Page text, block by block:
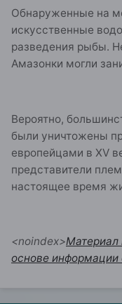
Обнаруженные на
искусственные
разведения рыбы.
Амазонки могли
Вероятно,
были уничтожены
европейцами в XV
представители
настоящее время
<noindex>Материал
основе информации